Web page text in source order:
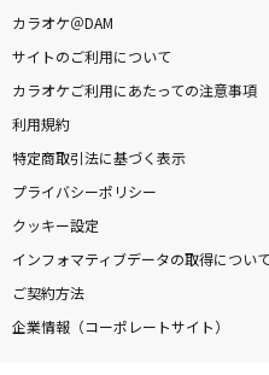
カラオケ＠DAM
サイトのご利用について
カラオケご利用にあたっての注意事項
利用規約
特定商取引法に基づく表示
プライバシーポリシー
クッキー設定
インフォマティブデータの取得について
ご契約方法
企業情報（コーポレートサイト）